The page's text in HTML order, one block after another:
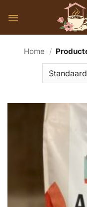
naar
Home /